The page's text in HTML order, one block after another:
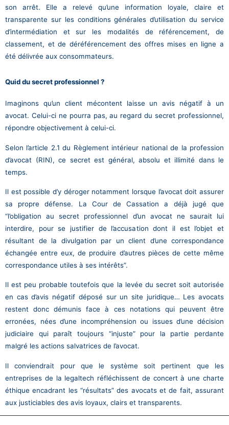
son arrêt. Elle a relevé qu’une information loyale, claire et
transparente sur les conditions générales d’utilisation du service
d’intermédiation et sur les modalités de référencement, de
classement, et de déréférencement des offres mises en ligne a
été délivrée aux consommateurs.
Quid du secret professionnel ?
Imaginons qu’un client mécontent laisse un avis négatif à un
avocat. Celui-ci ne pourra pas, au regard du secret professionnel,
répondre objectivement à celui-ci.
Selon l’article 2.1 du Règlement intérieur national de la profession
d’avocat (RIN), ce secret est général, absolu et illimité dans le
temps.
Il est possible d’y déroger notamment lorsque l’avocat doit assurer
sa propre défense. La Cour de Cassation a déjà jugé que
“l’obligation au secret professionnel d’un avocat ne saurait lui
interdire, pour se justifier de l’accusation dont il est l’objet et
résultant de la divulgation par un client d’une correspondance
échangée entre eux, de produire d’autres pièces de cette même
correspondance utiles à ses intérêts”.
Il est peu probable toutefois que la levée du secret soit autorisée
en cas d’avis négatif déposé sur un site juridique… Les avocats
restent donc démunis face à ces notations qui peuvent être
erronées, nées d’une incompréhension ou issues d’une décision
judiciaire qui paraît toujours “injuste” pour la partie perdante
malgré les actions salvatrices de l’avocat.
Il conviendrait pour que le système soit pertinent que les
entreprises de la legaltech réfléchissent de concert à une charte
éthique encadrant les “résultats” des avocats et de fait, assurant
aux justiciables des avis loyaux, clairs et transparents.